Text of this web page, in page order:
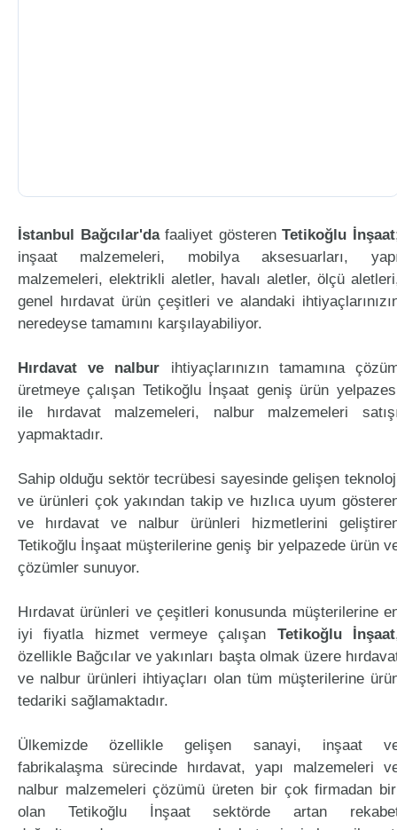
İstanbul Bağcılar'dafaaliyet gösterenTetikoğlu İnşaat
inşaat malzemeleri, mobilya aksesuarları,
malzemeleri, elektrikli aletler, havalı aletler, ölçü
genel hırdavat ürün çeşitleri ve alandaki
neredeyse tamamını karşılayabiliyor.
Hırdavat ve nalbur ihtiyaçlarınızın tamamına
üretmeye çalışan Tetikoğlu İnşaat geniş ürün
ile hırdavat malzemeleri, nalbur malzemeleri
yapmaktadır.
Sahip olduğu sektör tecrübesi sayesinde gelişen
ve ürünleri çok yakından takip ve hızlıca uyum
ve hırdavat ve nalbur ürünleri hizmetlerini
Tetikoğlu İnşaat müşterilerine geniş bir yelpazede ürün
çözümler sunuyor.
Hırdavat ürünleri ve çeşitleri konusunda müşterilerine
iyi fiyatla hizmet vermeye çalışan Tetikoğlu İnşaat
özellikle Bağcılar ve yakınları başta olmak üzere
ve nalbur ürünleri ihtiyaçları olan tüm müşterilerine
tedariki sağlamaktadır.
Ülkemizde özellikle gelişen sanayi, inşaat
fabrikalaşma sürecinde hırdavat, yapı malzemeleri
nalbur malzemeleri çözümü üreten bir çok firmadan
olan Tetikoğlu İnşaat sektörde artan